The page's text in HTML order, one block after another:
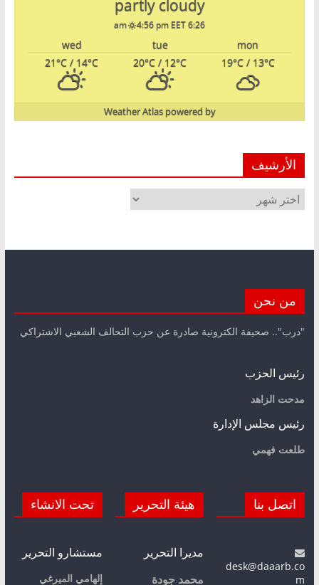
partly cloudy
6:26 am
4:56 pm EET
mon
tue
wed
19°C/ 13°C
20°C / 12°C
21°C / 14°C
powered by
Weather Atlas
الأرشيف
الأرشيف
من نحن
"درب".. صحيفة الكترونية صادرة عن حزب التحالف الشعبي الاشتراكي
رئيس الحزب
مدحت الزاهد
رئيس مجلس الإدارة
طلعت فهمي
اتصل بنا
desk@daaarb.co
m
هيئة التحرير
مديرا التحرير
محمد جودة
تحت الانشاء
مستشارو التحرير
إلهامي الميرغي